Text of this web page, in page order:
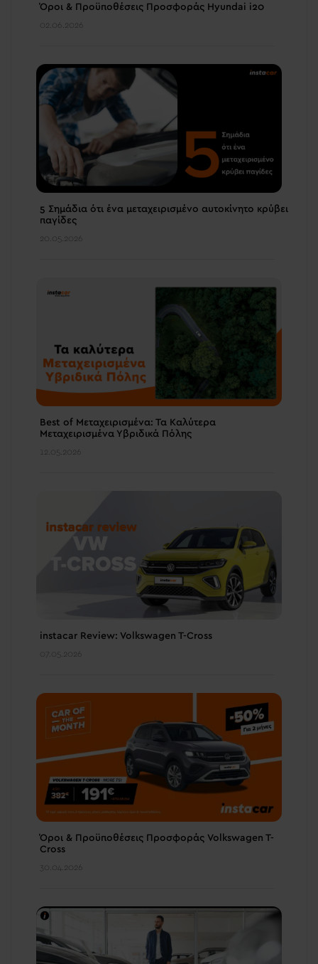
Όροι & Προϋποθέσεις Προσφοράς Hyundai i20
02.06.2026
5 Σημάδια ότι ένα μεταχειρισμένο αυτοκίνητο κρύβει
παγίδες
20.05.2026
Best of Μεταχειρισμένα: Τα Καλύτερα
Μεταχειρισμένα Υβριδικά Πόλης
12.05.2026
instacar Review: Volkswagen T-Cross
07.05.2026
Όροι & Προϋποθέσεις Προσφοράς Volkswagen T-
Cross
30.04.2026